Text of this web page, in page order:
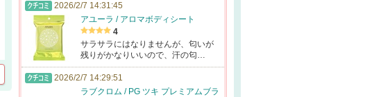
2026/2/7 14:31:45
アユーラ / アロマボディシート
4
サラサラにはなりませんが、匂いが
残りがかなりいいので、汗の匂…
2026/2/7 14:29:51
ラブクロム / PG ツキ プレミアムブラ